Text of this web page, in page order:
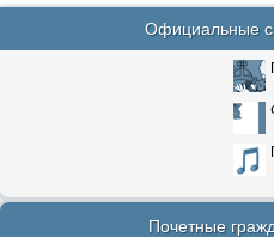
Официальные
Почетные